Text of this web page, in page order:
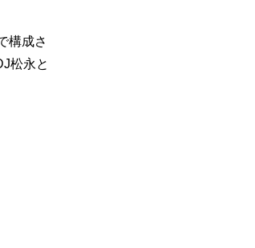
構成さ
松永と